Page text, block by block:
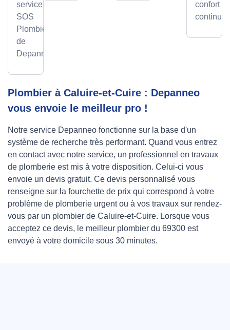
service
SOS
Plombier
de
Depanneo
confort
continu.
Plombier à Caluire-et-Cuire : Depanneo
vous envoie le meilleur pro !
Notre service Depanneo fonctionne sur la base d'un
système de recherche très performant. Quand vous entrez
en contact avec notre service, un professionnel en travaux
de plomberie est mis à votre disposition. Celui-ci vous
envoie un devis gratuit. Ce devis personnalisé vous
renseigne sur la fourchette de prix qui correspond à votre
problème de plomberie urgent ou à vos travaux sur rendez-
vous par un plombier de Caluire-et-Cuire. Lorsque vous
acceptez ce devis, le meilleur plombier du 69300 est
envoyé à votre domicile sous 30 minutes.